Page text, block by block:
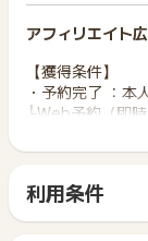
アフィリエイト
【獲得条件】
・予約完了 ：本
├Web予約（即
├該当店舗は即
├ディナー予約
です
利用条件